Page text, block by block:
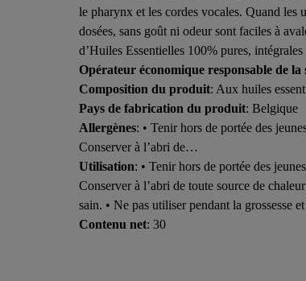
le pharynx et les cordes vocales. Quand les
dosées, sans goût ni odeur sont faciles à
d’Huiles Essentielles 100% pures,
Opérateur économique responsable de
Composition du produit: Aux huiles
Pays de fabrication du produit: Belgique
Allergènes: • Tenir hors de portée des
Conserver à l’abri de…
Utilisation: • Tenir hors de portée des
Conserver à l’abri de toute source de
sain. • Ne pas utiliser pendant la grossesse
Contenu net: 30